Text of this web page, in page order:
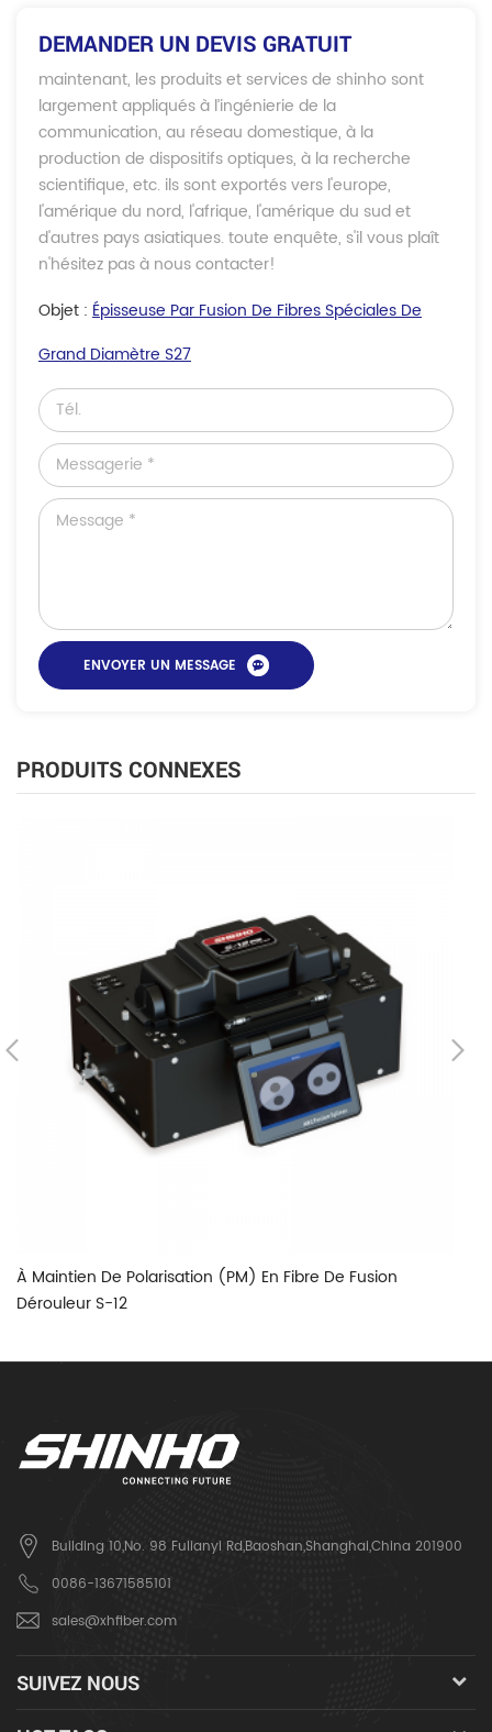
DEMANDER UN DEVIS GRATUIT
maintenant, les produits et services de shinho sont
largement appliqués à l’ingénierie de la
communication, au réseau domestique, à la
production de dispositifs optiques, à la recherche
scientifique, etc. ils sont exportés vers l'europe,
l'amérique du nord, l'afrique, l'amérique du sud et
d'autres pays asiatiques. toute enquête, s'il vous plaît
n'hésitez pas à nous contacter!
Objet : Épisseuse Par Fusion De Fibres Spéciales De
Grand Diamètre S27
PRODUITS CONNEXES
À Maintien De Polarisation (PM) En Fibre De Fusion
Dérouleur S-12
Building 10,No. 98 Fulianyi Rd,Baoshan,Shanghai,China 201900
0086-13671585101
sales@xhfiber.com
SUIVEZ NOUS